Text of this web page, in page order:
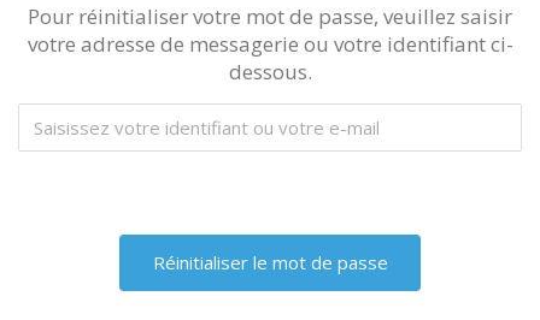
Pour réinitialiser votre mot de passe, veuillez saisir
votre adresse de messagerie ou votre identifiant ci-
dessous.